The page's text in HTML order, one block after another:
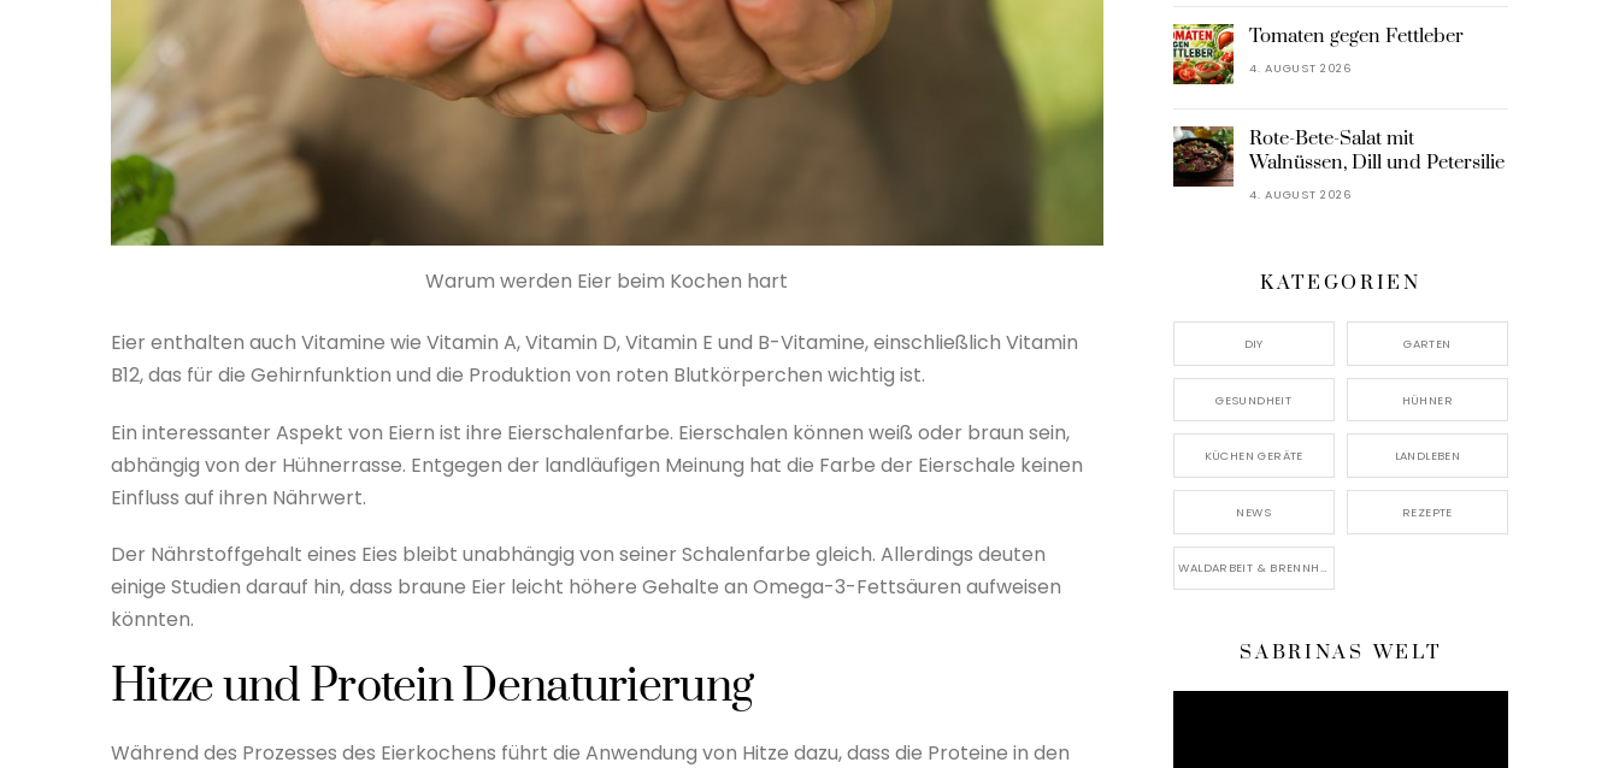
Warum werden Eier beim Kochen hart
Eier enthalten auch Vitamine wie Vitamin A, Vitamin D, Vitamin E und B-Vitamine, einschließlich Vitamin
B12, das für die Gehirnfunktion und die Produktion von roten Blutkörperchen wichtig ist.
Ein interessanter Aspekt von Eiern ist ihre Eierschalenfarbe. Eierschalen können weiß oder braun sein,
abhängig von der Hühnerrasse. Entgegen der landläufigen Meinung hat die Farbe der Eierschale keinen
Einfluss auf ihren Nährwert.
Der Nährstoffgehalt eines Eies bleibt unabhängig von seiner Schalenfarbe gleich. Allerdings deuten
einige Studien darauf hin, dass braune Eier leicht höhere Gehalte an Omega-3-Fettsäuren aufweisen
könnten.
Hitze und Protein Denaturierung
Während des Prozesses des Eierkochens führt die Anwendung von Hitze dazu, dass die Proteine in den
Tomaten gegen Fettleber
4. AUGUST 2026
Rote-Bete-Salat mit
Walnüssen, Dill und Petersilie
4. AUGUST 2026
KATEGORIEN
DIY GARTEN
GESUNDHEIT HÜHNER
KÜCHEN GERÄTE LANDLEBEN
NEWS REZEPTE
WALDARBEIT & BRENNHOLZ
SABRINAS WELT